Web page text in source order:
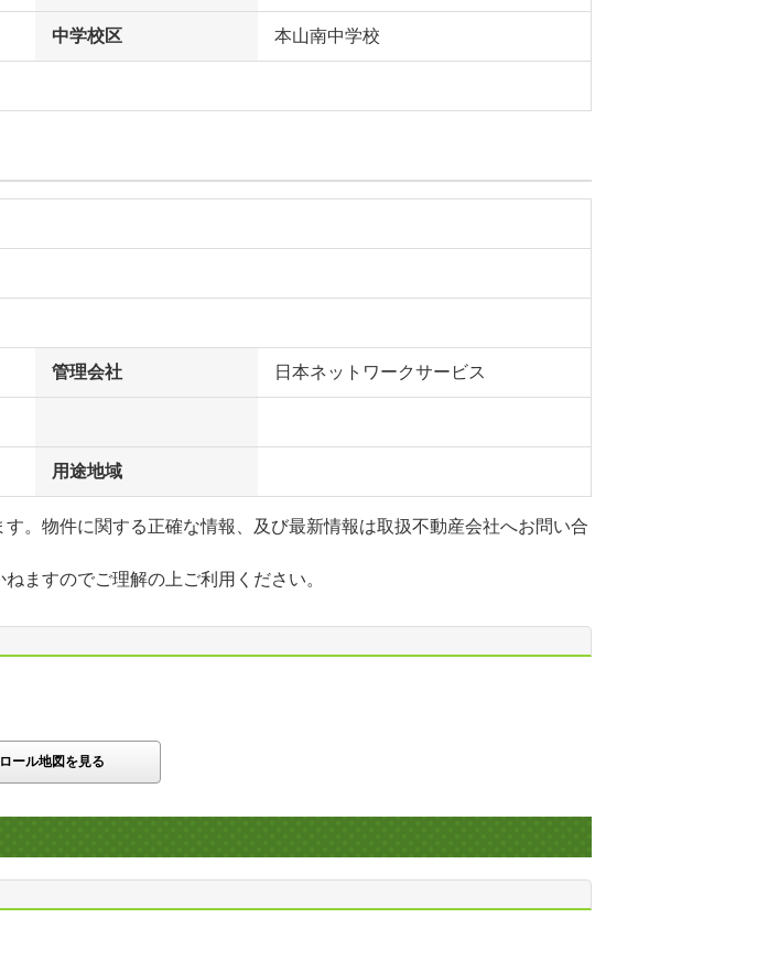
中学校区 本山南中学校
管理会社 日本ネットワークサービス
用途地域
す。物件に関する正確な情報、及び最新情報は取扱不動産会社へお問い合
ますのでご理解の上ご利用ください。
ール地図を見る